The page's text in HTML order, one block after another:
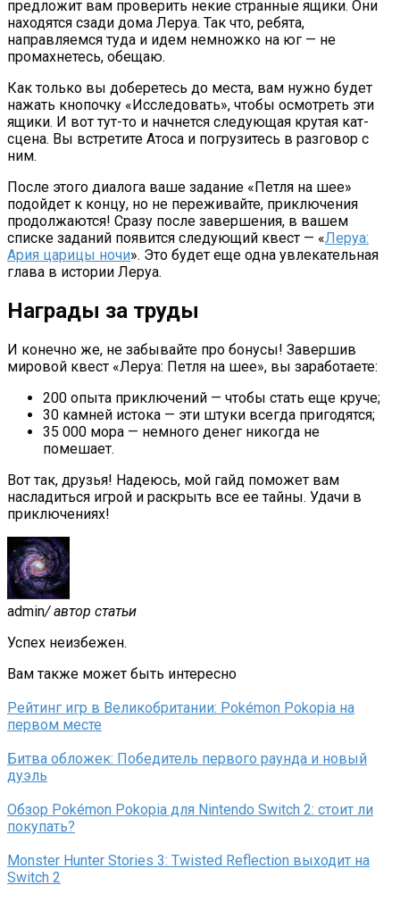
предложит вам проверить некие странные ящики. Они
находятся сзади дома Леруа. Так что, ребята,
направляемся туда и идем немножко на юг — не
промахнетесь, обещаю.
Как только вы доберетесь до места, вам нужно будет
нажать кнопочку «Исследовать», чтобы осмотреть эти
ящики. И вот тут-то и начнется следующая крутая кат-
сцена. Вы встретите Атоса и погрузитесь в разговор с
ним.
После этого диалога ваше задание «Петля на шее»
подойдет к концу, но не переживайте, приключения
продолжаются! Сразу после завершения, в вашем
списке заданий появится следующий квест — «Леруа:
Ария царицы ночи». Это будет еще одна увлекательная
глава в истории Леруа.
Награды за труды
И конечно же, не забывайте про бонусы! Завершив
мировой квест «Леруа: Петля на шее», вы заработаете:
200 опыта приключений — чтобы стать еще круче;
30 камней истока — эти штуки всегда пригодятся;
35 000 мора — немного денег никогда не
помешает.
Вот так, друзья! Надеюсь, мой гайд поможет вам
насладиться игрой и раскрыть все ее тайны. Удачи в
приключениях!
admin/ автор статьи
Успех неизбежен.
Вам также может быть интересно
Рейтинг игр в Великобритании: Pokémon Pokopia на
первом месте
Битва обложек: Победитель первого раунда и новый
дуэль
Обзор Pokémon Pokopia для Nintendo Switch 2: стоит ли
покупать?
Monster Hunter Stories 3: Twisted Reflection выходит на
Switch 2